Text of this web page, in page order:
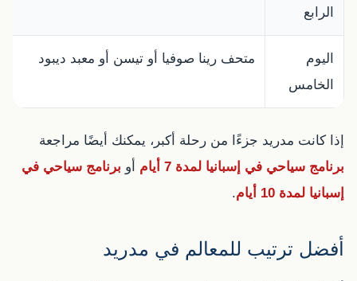
الرابع
اليوم
الخامس
متحف رينا صوفيا أو تيسن أو معبد ديبود
إذا كانت مدريد جزءًا من رحلة أكبر، يمكنك أيضًا مراجعة
برنامج سياحي في إسبانيا لمدة 7 أيام
أو برنامج سياحي في
إسبانيا لمدة 10 أيام
.
أفضل ترتيب للمعالم في مدريد